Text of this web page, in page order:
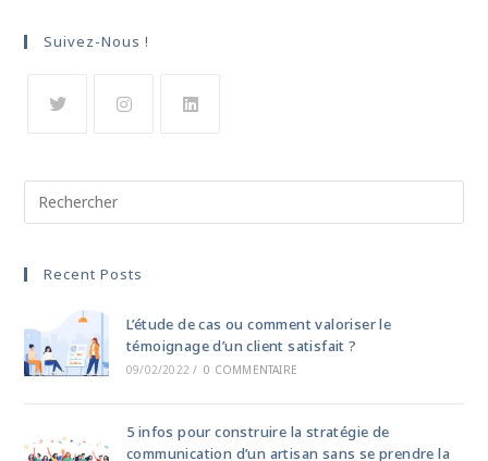
Suivez-Nous !
Recent Posts
L’étude de cas ou comment valoriser le
témoignage d’un client satisfait ?
09/02/2022 / 0 COMMENTAIRE
5 infos pour construire la stratégie de
communication d’un artisan sans se prendre la